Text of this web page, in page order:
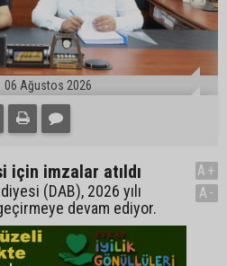
06 Ağustos 2026
için imzalar atıldı
(DAB), 2026 yılı
devam ediyor.
A+
A-